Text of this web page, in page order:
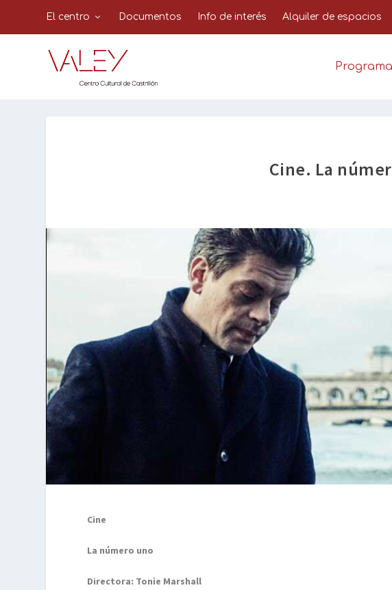
El centro Documentos Info de interés Alquiler de espacios
Cine. La
Cine
La número uno
Directora: Tonie Marshall